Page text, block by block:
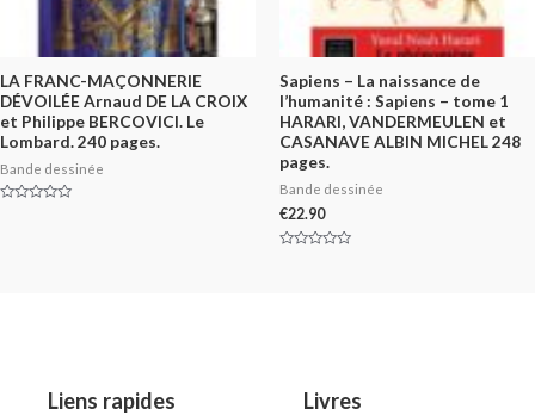
LA FRANC-MAÇONNERIE
DÉVOILÉE Arnaud DE LA CROIX
et Philippe BERCOVICI. Le
Lombard. 240 pages.
Bande dessinée
Sapiens – La naissance de
l’humanité : Sapiens – tome 1
HARARI, VANDERMEULEN et
CASANAVE ALBIN MICHEL 248
pages.
Bande dessinée
€22.90
Liens rapides Livres